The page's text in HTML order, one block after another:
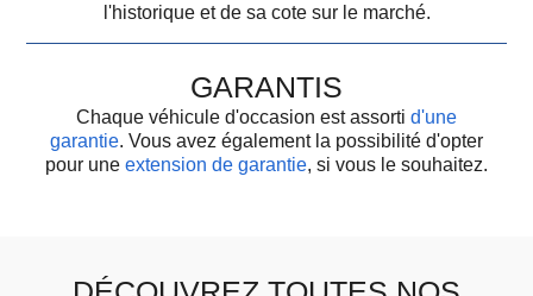
l'historique et de sa cote sur le marché.
GARANTIS
Chaque véhicule d'occasion est assorti d'une
garantie. Vous avez également la possibilité d'opter
pour une extension de garantie, si vous le souhaitez.